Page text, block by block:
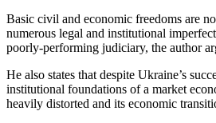
Basic civil and economic freedoms are
numerous legal and institutional
poorly-performing judiciary, the author
He also states that despite Ukraine’s
institutional foundations of a market
heavily distorted and its economic